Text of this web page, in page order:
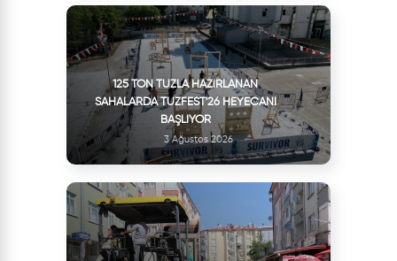
125 TON TUZLA HAZIRLANAN
SAHALARDA TUZFEST'26 HEYECANI
BAŞLIYOR
3 Ağustos 2026